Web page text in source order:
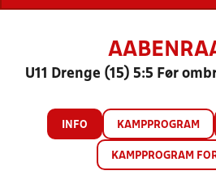
U11 Drenge (15) 5:5 Før
INFO KAMPPROGRAM
KAMPPROGRAM